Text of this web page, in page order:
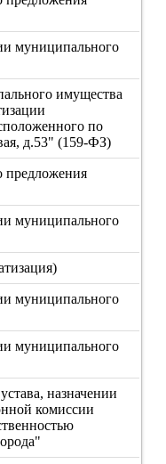
муниципального
имущества
по
д.53" (159-ФЗ)
предложения
муниципального
муниципального
муниципального
назначении
комиссии